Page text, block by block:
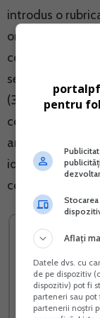
introdus o
organizarea si
contribuabililor
servicii in
(3) din Legea
completarile
are si o anexa,
identificare ale
conducerea
pentru
Aflați
Datele dvs. cu
de pe dispozitiv
dispozitiv) pot fi
parteneri sau
partenerii noștri